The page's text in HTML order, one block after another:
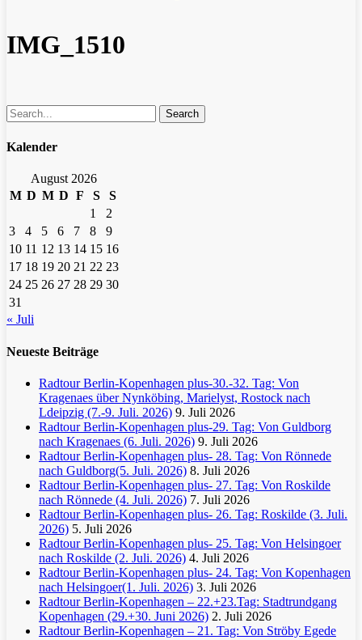
IMG_1510
Search
Kalender
August 2026
M D M D F S
S
1
2
3
4 5 6 7 8
9
10 11 12 13 14 15 16
17 18 19 20 21 22 23
24 25 26 27 28 29 30
31
« Juli
Neueste Beiträge
Radtour Berlin-Kopenhagen plus-30.-32. Tag: Von
Kragenaes über Nynköbing, Marielyst, Rostock nach
Ldeipzig (7.-9. Juli. 2026) 9. Juli 2026
Radtour Berlin-Kopenhagen plus-29. Tag: Von Guldborg
nach Kragenaes (6. Juli. 2026) 9. Juli 2026
Radtour Berlin-Kopenhagen plus- 28. Tag: Von Rönnede
nach Guldborg(5. Juli. 2026) 8. Juli 2026
Radtour Berlin-Kopenhagen plus- 27. Tag: Von Roskilde
nach Rönnede (4. Juli. 2026) 7. Juli 2026
Radtour Berlin-Kopenhagen plus- 26. Tag: Roskilde (3. Juli.
2026) 5. Juli 2026
Radtour Berlin-Kopenhagen plus- 25. Tag: Von Helsingoer
nach Roskilde (2. Juli. 2026) 4. Juli 2026
Radtour Berlin-Kopenhagen plus- 24. Tag: Von Kopenhagen
nach Helsingoer(1. Juli. 2026) 3. Juli 2026
Radtour Berlin-Kopenhagen – 22.+23.Tag: Stadtrundgang
Kopenhagen (29.+30. Juni 2026) 2. Juli 2026
Radtour Berlin-Kopenhagen – 21. Tag: Von Ströby Egede